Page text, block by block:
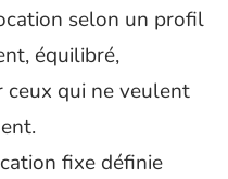
selon un profil
équilibré,
ceux qui ne veulent
fixe définie